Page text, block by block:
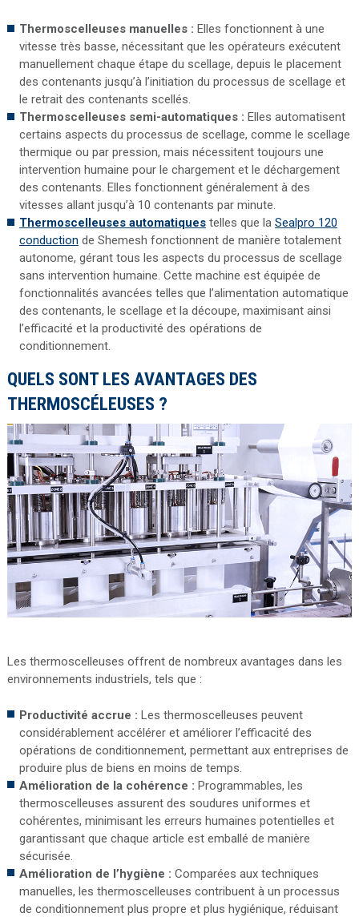
Thermoscelleuses manuelles : Elles fonctionnent à une
vitesse très basse, nécessitant que les opérateurs exécutent
manuellement chaque étape du scellage, depuis le placement
des contenants jusqu’à l’initiation du processus de scellage et
le retrait des contenants scellés.
Thermoscelleuses semi-automatiques : Elles automatisent
certains aspects du processus de scellage, comme le scellage
thermique ou par pression, mais nécessitent toujours une
intervention humaine pour le chargement et le déchargement
des contenants. Elles fonctionnent généralement à des
vitesses allant jusqu’à 10 contenants par minute.
Thermoscelleuses automatiquestelles que la Sealpro 120
conduction de Shemesh fonctionnent de manière totalement
autonome, gérant tous les aspects du processus de scellage
sans intervention humaine. Cette machine est équipée de
fonctionnalités avancées telles que l’alimentation automatique
des contenants, le scellage et la découpe, maximisant ainsi
l’efficacité et la productivité des opérations de
conditionnement.
QUELS SONT LES AVANTAGES DES
THERMOSCÉLEUSES ?
Les thermoscelleuses offrent de nombreux avantages dans les
environnements industriels, tels que :
Productivité accrue : Les thermoscelleuses peuvent
considérablement accélérer et améliorer l’efficacité des
opérations de conditionnement, permettant aux entreprises de
produire plus de biens en moins de temps.
Amélioration de la cohérence : Programmables, les
thermoscelleuses assurent des soudures uniformes et
cohérentes, minimisant les erreurs humaines potentielles et
garantissant que chaque article est emballé de manière
sécurisée.
Amélioration de l’hygiène : Comparées aux techniques
manuelles, les thermoscelleuses contribuent à un processus
de conditionnement plus propre et plus hygiénique, réduisant